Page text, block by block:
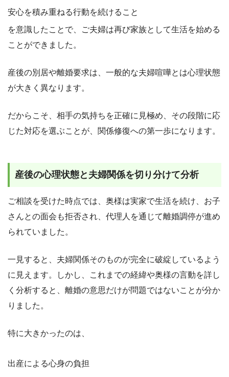
安心を積み重ねる行動を続けること
を意識したことで、ご夫婦は再び家族として生活を始める
ことができました。
産後の別居や離婚要求は、一般的な夫婦喧嘩とは心理状態
が大きく異なります。
だからこそ、相手の気持ちを正確に見極め、その段階に応
じた対応を選ぶことが、関係修復への第一歩になります。
産後の心理状態と夫婦関係を切り分けて分析
ご相談を受けた時点では、奥様は実家で生活を続け、お子
さんとの面会も拒否され、代理人を通じて離婚調停が進め
られていました。
一見すると、夫婦関係そのものが完全に破綻しているよう
に見えます。しかし、これまでの経緯や奥様の言動を詳し
く分析すると、離婚の意思だけが問題ではないことが分か
りました。
特に大きかったのは、
出産による心身の負担